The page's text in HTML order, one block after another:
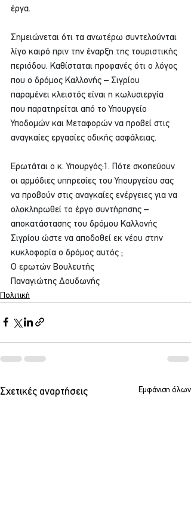
έργα.
Σημειώνεται ότι τα ανωτέρω συντελούνται
λίγο καιρό πριν την έναρξη της τουριστικής
περιόδου. Καθίσταται προφανές ότι ο λόγος
που ο δρόμος Καλλονής – Σιγρίου
παραμένει κλειστός είναι η κωλυσιεργία
που παρατηρείται από το Υπουργείο
Υποδομών και Μεταφορών να προβεί στις
αναγκαίες εργασίες οδικής ασφάλειας.
Ερωτάται ο κ. Υπουργός:1. Πότε σκοπεύουν
οι αρμόδιες υπηρεσίες του Υπουργείου σας
να προβούν στις αναγκαίες ενέργειες για να
ολοκληρωθεί το έργο συντήρησης –
αποκατάστασης του δρόμου Καλλονής
Σιγρίου ώστε να αποδοθεί εκ νέου στην
κυκλοφορία ο δρόμος αυτός ;
Ο ερωτών Βουλευτής
Παναγιώτης Δουδωνής
Πολιτική
Σχετικές αναρτήσεις Εμφάνιση όλων